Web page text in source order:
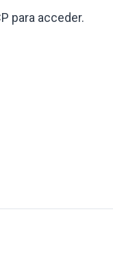
para acceder.